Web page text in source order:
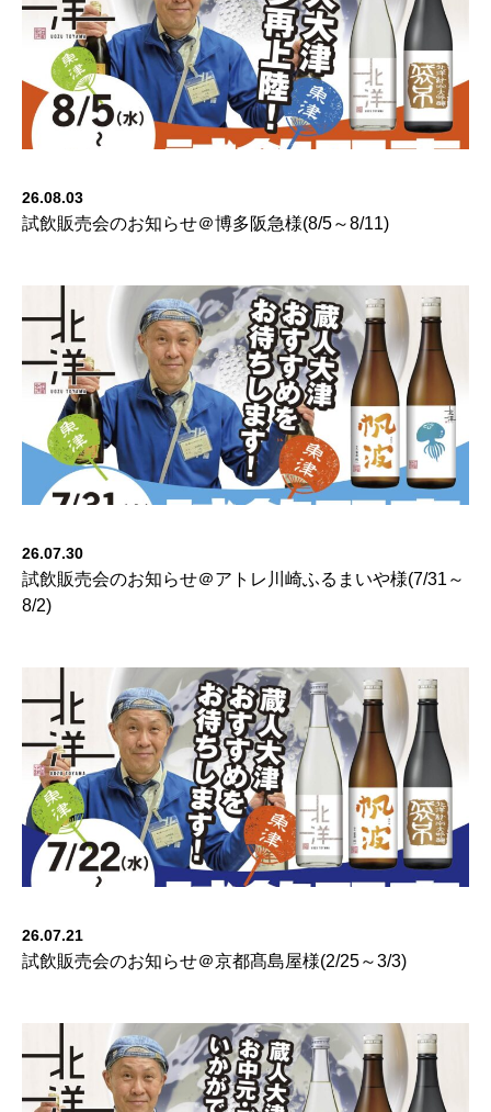
26.08.03
試飲販売会のお知らせ＠博多阪急様(8/5～8/11)
26.07.30
試飲販売会のお知らせ＠アトレ川崎ふるまいや様(7/31～
8/2)
26.07.21
試飲販売会のお知らせ＠京都髙島屋様(2/25～3/3)